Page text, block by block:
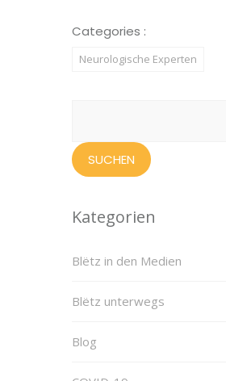
Categories :
Neurologische Experten
Kategorien
Blëtz in den Medien
Blëtz unterwegs
Blog